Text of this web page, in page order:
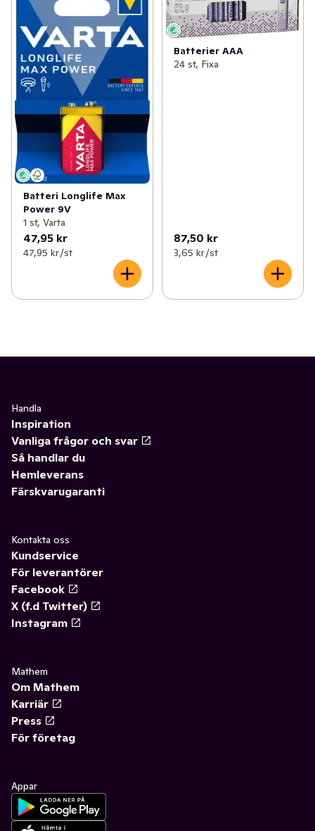
Batteri Longlife Max
Power 9V
1 st, Varta
47,95 kr
47,95 kr /st
Batterier AAA
24 st, Fixa
87,50 kr
3,65 kr /st
Handla
Inspiration
Vanliga frågor och svar
Så handlar du
Hemleverans
Färskvarugaranti
Kontakta oss
Kundservice
För leverantörer
Facebook
X (f.d Twitter)
Instagram
Mathem
Om Mathem
Karriär
Press
För företag
Appar